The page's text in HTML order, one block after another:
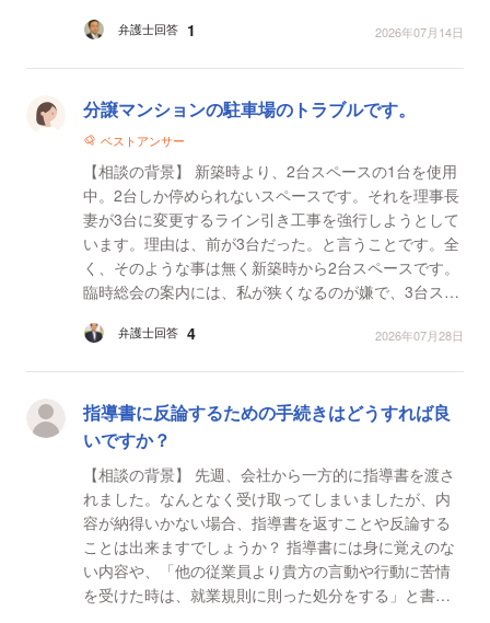
弁護士回答 1 2026年07月14日
分譲マンションの駐車場のトラブルです。
ベストアンサー
【相談の背景】 新築時より、2台スペースの1台を使用
中。2台しか停められないスペースです。それを理事長
妻が3台に変更するライン引き工事を強行しようとして
います。理由は、前が3台だった。と言うことです。全
く、そのような事は無く新築時から2台スペースです。
臨時総会の案内には、私が狭くなるのが嫌で、3台スペ
が...
弁護士回答 4 2026年07月28日
指導書に反論するための手続きはどうすれば良
いですか？
【相談の背景】 先週、会社から一方的に指導書を渡さ
れました。なんとなく受け取ってしまいましたが、内
容が納得いかない場合、指導書を返すことや反論する
ことは出来ますでしょうか？ 指導書には身に覚えのな
い内容や、「他の従業員より貴方の言動や行動に苦情
を受けた時は、就業規則に則った処分をする」と書か